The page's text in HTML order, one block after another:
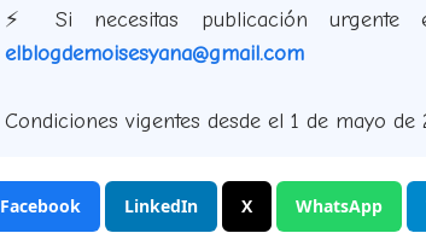
⚡ Si necesitas publicación urgente
elblogdemoisesyana@gmail.com
Condiciones vigentes desde el 1 de mayo de
Facebook LinkedIn X WhatsApp